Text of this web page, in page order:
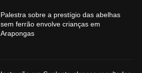
Palestra sobre a prestígio das abelhas
sem ferrão envolve crianças em
Arapongas